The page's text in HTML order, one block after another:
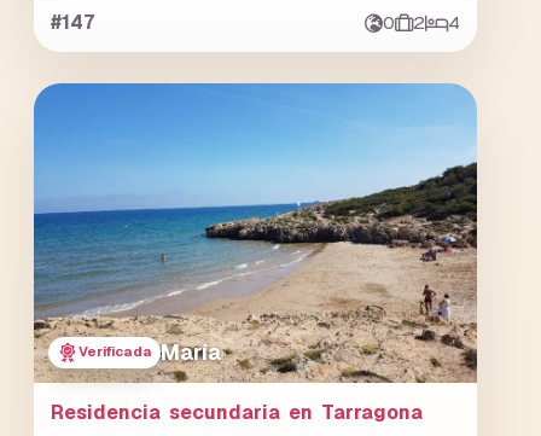
#147 0 2 4
Verificada María
Residencia secundaria en Tarragona